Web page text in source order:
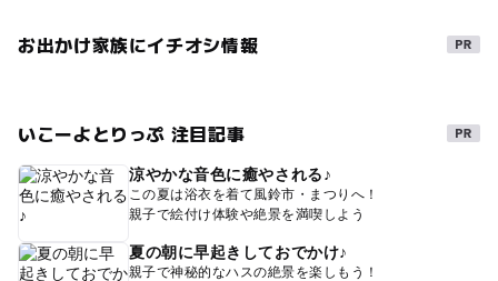
お出かけ家族にイチオシ情報
いこーよとりっぷ 注目記事
涼やかな音色に癒やされる♪
この夏は浴衣を着て風鈴市・まつりへ！
親子で絵付け体験や絶景を満喫しよう
夏の朝に早起きしておでかけ♪
親子で神秘的なハスの絶景を楽しもう！